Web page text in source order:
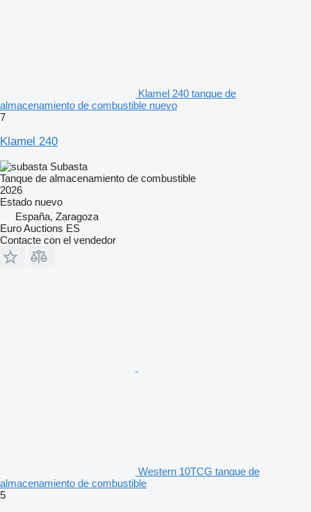
Klamel 240 tanque de
almacenamiento de combustible nuevo
7
Klamel 240
Subasta
Tanque de almacenamiento de combustible
2026
Estado nuevo
España, Zaragoza
Euro Auctions ES
Contacte con el vendedor
Western 10TCG tanque de
almacenamiento de combustible
5